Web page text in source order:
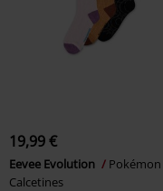
19,99 €
Eevee Evolution
Pokémon
Calcetines